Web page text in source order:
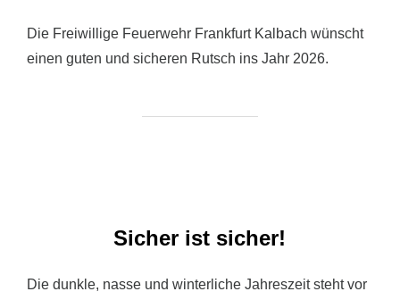
Die Freiwillige Feuerwehr Frankfurt Kalbach wünscht
einen guten und sicheren Rutsch ins Jahr 2026.
Sicher ist sicher!
Die dunkle, nasse und winterliche Jahreszeit steht vor